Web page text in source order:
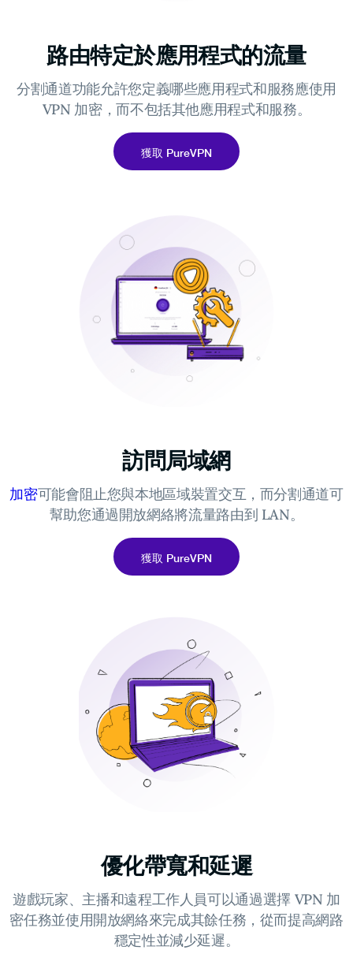
路由特定於應用程式的流量
分割通道功能允許您定義哪些應用程式和服務應使用
VPN 加密，而不包括其他應用程式和服務。
獲取 PureVPN
訪問局域網
加密可能會阻止您與本地區域裝置交互，而分割通道可
幫助您通過開放網絡將流量路由到 LAN。
獲取 PureVPN
優化帶寬和延遲
遊戲玩家、主播和遠程工作人員可以通過選擇 VPN 加
密任務並使用開放網絡來完成其餘任務，從而提高網路
穩定性並減少延遲。